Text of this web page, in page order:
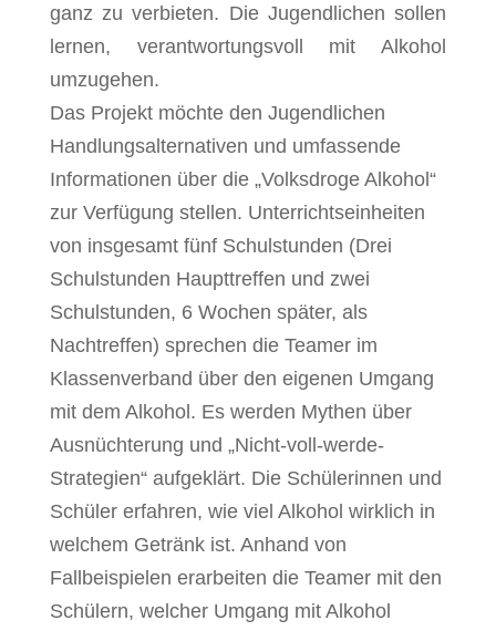
ganz zu verbieten. Die Jugendlichen sollen
lernen, verantwortungsvoll mit Alkohol
umzugehen.
Das Projekt möchte den Jugendlichen
Handlungsalternativen und umfassende
Informationen über die „Volksdroge Alkohol“
zur Verfügung stellen. Unterrichtseinheiten
von insgesamt fünf Schulstunden (Drei
Schulstunden Haupttreffen und zwei
Schulstunden, 6 Wochen später, als
Nachtreffen) sprechen die Teamer im
Klassenverband über den eigenen Umgang
mit dem Alkohol. Es werden Mythen über
Ausnüchterung und „Nicht-voll-werde-
Strategien“ aufgeklärt. Die Schülerinnen und
Schüler erfahren, wie viel Alkohol wirklich in
welchem Getränk ist. Anhand von
Fallbeispielen erarbeiten die Teamer mit den
Schülern, welcher Umgang mit Alkohol